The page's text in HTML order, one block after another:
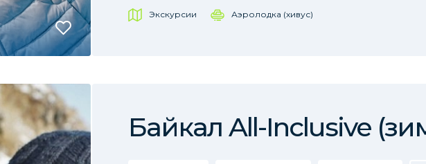
Экскурсии Аэролодка (хивус)
Байкал All-Inclusive